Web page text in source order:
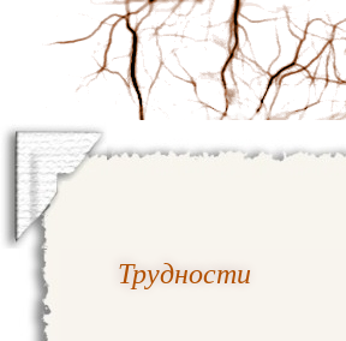
Трудности